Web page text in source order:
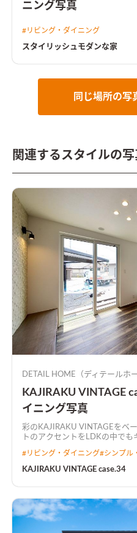
ニング写真
#リビング・ダイニング
スタイリッシュモダンな家
同じ場所の写
関連するスタイルの写
DETAIL HOME（ディテールホー
KAJIRAKU VINTAGE
イニング写真
彩のKAJIRAKU VINTAGEをベースにヒ
トのアクセントをLDKの中で
広々とした空間に仕上がりまし
#リビング・ダイニング#シンプル
KAJIRAKU VINTAGE case.34